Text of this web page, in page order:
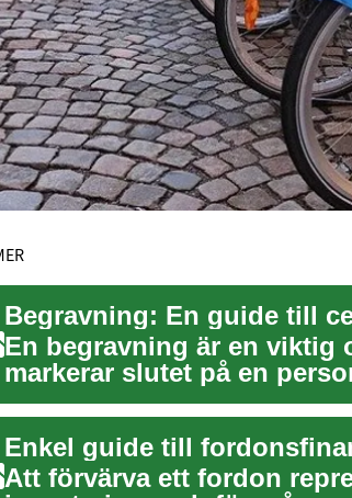
En begravning är en viktig
markerar slutet på en
möjlighet att ...
Enkel guide till
Att förvärva ett fordon